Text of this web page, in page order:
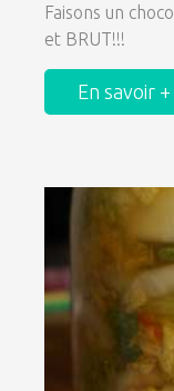
Faisons un
et BRUT!!!
En savoir +